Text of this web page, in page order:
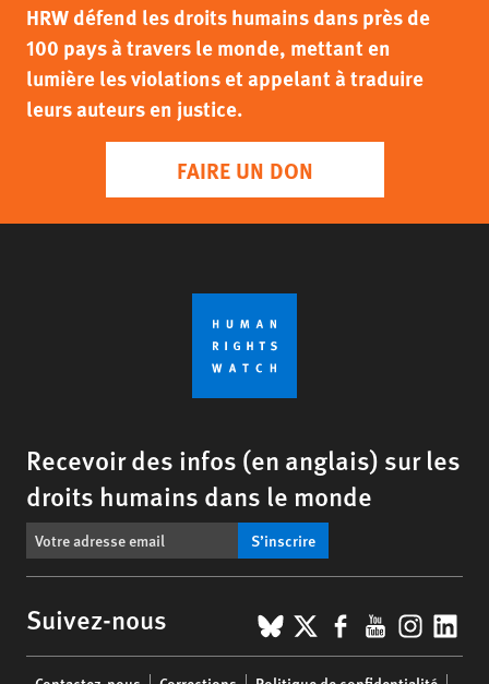
HRW défend les droits humains dans près de
100 pays à travers le monde, mettant en
lumière les violations et appelant à traduire
leurs auteurs en justice.
FAIRE UN DON
Recevoir des infos (en anglais) sur les
droits humains dans le monde
S’inscrire
Suivez-nous BlueSky
X Facebook
YouTube